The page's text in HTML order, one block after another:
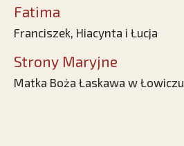
Fatima
Franciszek, Hiacynta i Łucja
Strony Maryjne
Matka Boża Łaskawa w Łowiczu